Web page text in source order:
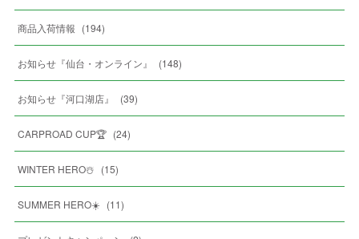
商品入荷情報 (194)
お知らせ『仙台・オンライン』 (148)
お知らせ『河口湖店』 (39)
CARPROAD CUP🏆 (24)
WINTER HERO☃️ (15)
SUMMER HERO☀️ (11)